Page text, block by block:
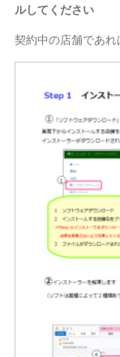
ルしてください
契約中の店舗であれ